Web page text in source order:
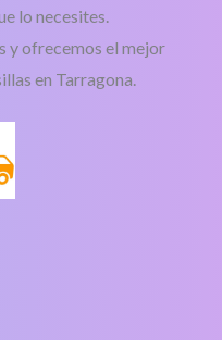
lo necesites.
y ofrecemos el mejor
en Tarragona.